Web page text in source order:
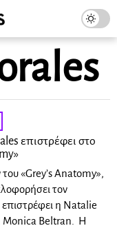
επιστρέφει στο
του «Grey’s Anatomy»,
τον
η Natalie
Monica Beltran. Η